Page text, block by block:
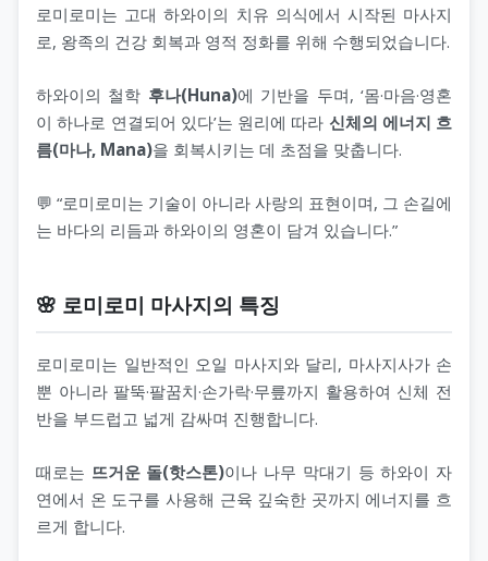
로미로미는 고대 하와이의 치유 의식에서 시작된 마사지
로, 왕족의 건강 회복과 영적 정화를 위해 수행되었습니다.
하와이의 철학 후나(Huna)에 기반을 두며, ‘몸·마음·영혼
이 하나로 연결되어 있다’는 원리에 따라 신체의 에너지 흐
름(마나, Mana)을 회복시키는 데 초점을 맞춥니다.
💬 “로미로미는 기술이 아니라 사랑의 표현이며, 그 손길에
는 바다의 리듬과 하와이의 영혼이 담겨 있습니다.”
🌸 로미로미 마사지의 특징
로미로미는 일반적인 오일 마사지와 달리, 마사지사가 손
뿐 아니라 팔뚝·팔꿈치·손가락·무릎까지 활용하여 신체 전
반을 부드럽고 넓게 감싸며 진행합니다.
때로는 뜨거운 돌(핫스톤)이나 나무 막대기 등 하와이 자
연에서 온 도구를 사용해 근육 깊숙한 곳까지 에너지를 흐
르게 합니다.